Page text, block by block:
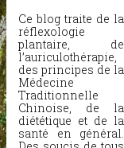
Ce blog traite de la
réflexologie
plantaire, de
l’auriculothérapie,
des principes de la
Médecine
Traditionnelle
Chinoise, de la
diététique et de la
santé en général.